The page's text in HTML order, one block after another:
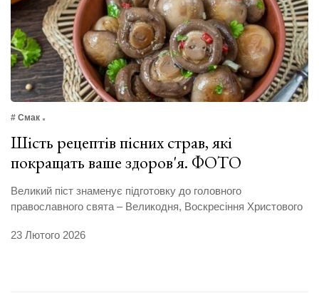
# Смак
Шість рецептів пісних страв, які
покращать ваше здоров'я. ФОТО
Великий піст знаменує підготовку до головного
православного свята – Великодня, Воскресіння Христового
23 Лютого 2026